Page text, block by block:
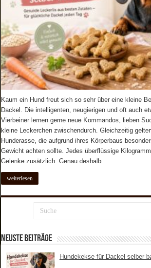
Kaum ein Hund freut sich so sehr über eine kleine
Dackel. Die intelligenten, neugierigen und oft auch
Vierbeiner lernen gerne neue Kommandos, lieben
kleine Leckerchen zwischendurch. Gleichzeitig
Hunderasse, die aufgrund ihres Körperbaus
Gewicht achten sollte. Jedes überflüssige
Gelenke zusätzlich. Genau deshalb …
weiterlesen
Neuste Beiträge
Hundekekse für Dackel selber